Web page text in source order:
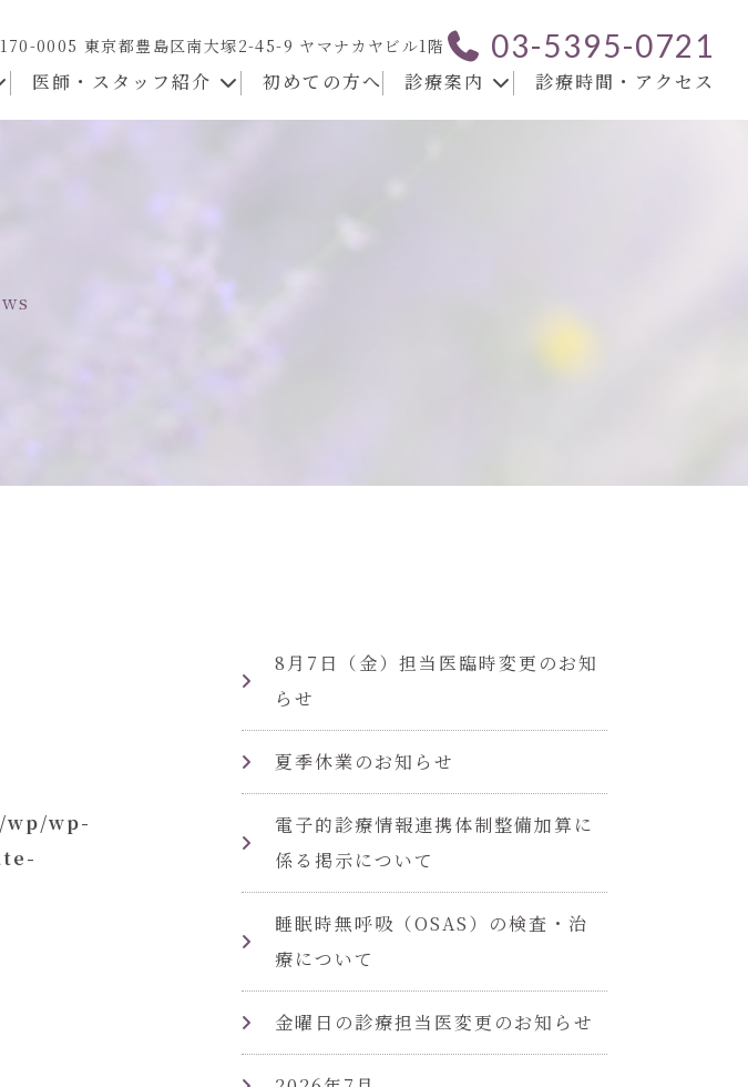
0005 東京都豊島区南大塚2-45-9 ヤマナカヤビル1階 03-5395-0721
医師・スタッフ紹介 初めての方へ 診療案内 診療時間・アクセス
wp-
8月7日（金）担当医臨時変更のお知
らせ
夏季休業のお知らせ
電子的診療情報連携体制整備加算に
係る掲示について
睡眠時無呼吸（OSAS）の検査・治
療について
金曜日の診療担当医変更のお知らせ